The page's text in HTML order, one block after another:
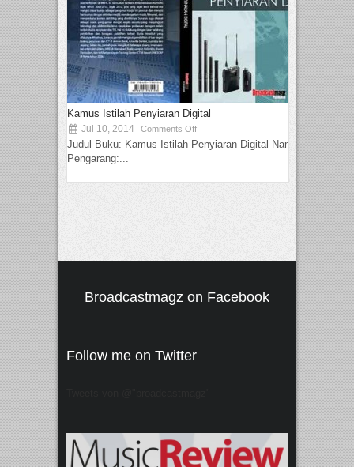
Kamus Istilah Penyiaran Digital
Jul 10, 2014 Comments Off
Judul Buku: Kamus Istilah Penyiaran Digital Nama
Pengarang:...
Broadcastmagz on Facebook
Follow me on Twitter